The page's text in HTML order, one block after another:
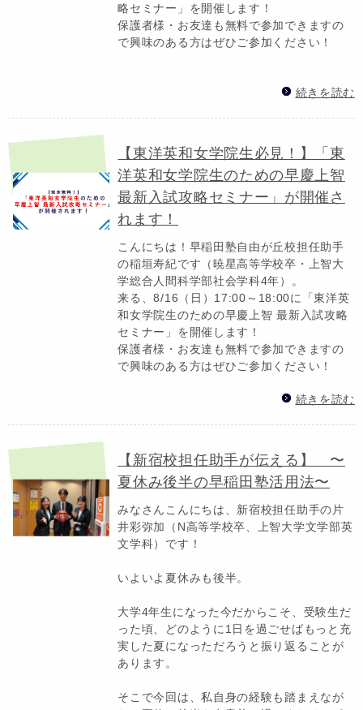
略セミナー」を開催します！
保護者様・お友達も無料で参加できますの
で興味のある方はぜひご参加ください！
続きを読む
【東洋英和女学院生必見！】「東
洋英和女学院生のための早慶上智
最新入試攻略セミナー」が開催さ
れます！
こんにちは！早稲田塾自由が丘校担任助手
の稲垣寿紀です（暁星高等学校卒・上智大
学総合人間科学部社会学科4年）。
来る、8/16（日）17:00～18:00に「東洋英
和女学院生のための早慶上智 最新入試攻略
セミナー」を開催します！
保護者様・お友達も無料で参加できますの
で興味のある方はぜひご参加ください！
続きを読む
【新宿校担任助手が伝える】 〜
夏休み後半の早稲田塾活用法〜
みなさんこんにちは、新宿校担任助手の片
井彩弥加（N高等学校卒、上智大学文学部英
文学科）です！
いよいよ夏休みも後半。
大学4年生になった今だからこそ、受験生だ
った頃、どのように1日を過ごせばもっと充
実した夏になっただろうと振り返ることが
あります。
そこで今回は、私自身の経験も踏まえなが